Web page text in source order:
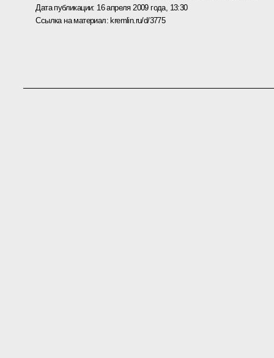
Дата публикации: 16 апреля 2009 года, 13:30
Ссылка на материал: kremlin.ru/d/3775